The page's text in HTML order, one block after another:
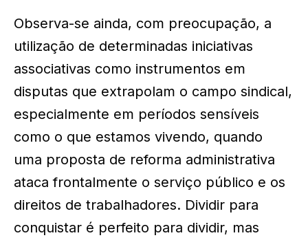
Observa-se ainda, com preocupação, a
utilização de determinadas iniciativas
associativas como instrumentos em
disputas que extrapolam o campo sindical,
especialmente em períodos sensíveis
como o que estamos vivendo, quando
uma proposta de reforma administrativa
ataca frontalmente o serviço público e os
direitos de trabalhadores. Dividir para
conquistar é perfeito para dividir, mas